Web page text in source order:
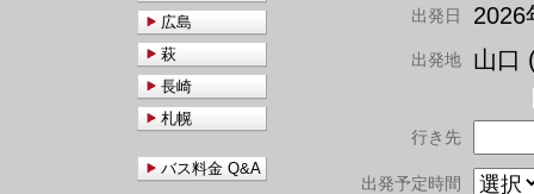
出発日 2026
出発地 山口
行き先
出発予定時間
広島
萩
長崎
札幌
バス料金 Q&A